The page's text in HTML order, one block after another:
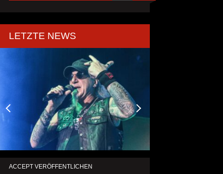
LETZTE NEWS
ACCEPT VERÖFFENTLICHEN